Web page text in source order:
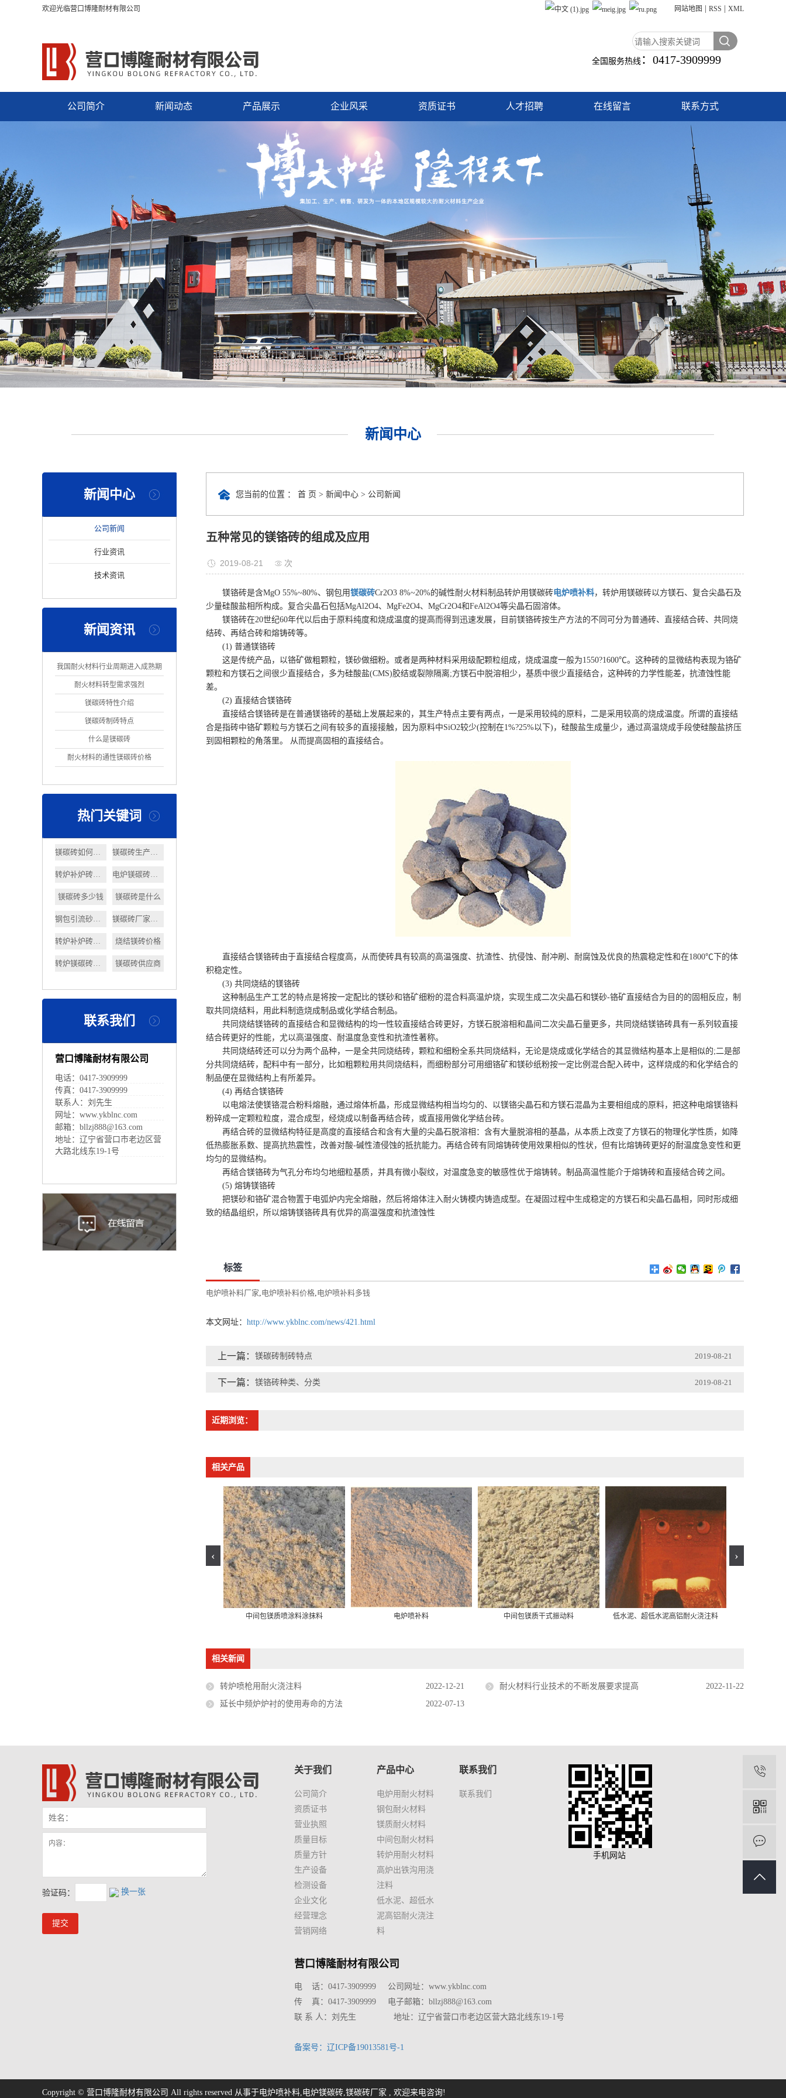
欢迎光临营口博隆耐材有限公司 网站地图 RSS XML
全国服务热线 ： 0417-3909999
公司简介 新闻动态 产品展示
电炉用耐火材料
钢包耐火材料
镁质耐火材料
中间包耐火材料
转炉用耐火材料
企业风采 资质证书
营业执照
人才招聘 在线留言 联系方式
新闻中心
新闻中心
公司新闻
行业资讯
技术资讯
新闻资讯
我国耐火材料行业周期进入成熟期
耐火材料转型需求强烈
镁碳砖特性介绍
镁碳砖制砖特点
什么是镁碳砖
耐火材料的通性镁碳砖价格
热门关键词
镁碳砖如何选择 镁碳砖生产工艺
转炉补炉砖价格 电炉镁碳砖价格
镁碳砖多少钱 镁碳砖是什么
钢包引流砂作用 镁碳砖厂家直销
转炉补炉砖厂家 烧结镁砖价格
转炉镁碳砖价格 镁碳砖供应商
联系我们
营口博隆耐材有限公司
电话：0417-3909999
传真：0417-3909999
联系人：刘先生
网址：www.ykblnc.com
邮箱：bllzj888@163.com
地址：辽宁省营口市老边区营
大路北线东19-1号
您当前的位置 ： 首 页 > 新闻中心 > 公司新闻
五种常见的镁铬砖的组成及应用
2019-08-21 次
镁铬砖是含MgO 55%~80%、钢包用镁碳砖Cr2O3 8%~20%的碱性耐火材料制品转炉用镁碳砖电炉喷补料，转炉用镁碳砖以方镁石、复合尖晶石及
少量硅酸盐相所构成。复合尖晶石包括MgAl2O4、MgFe2O4、MgCr2O4和FeAl2O4等尖晶石固溶体。
镁铬砖在20世纪60年代以后由于原料纯度和烧成温度的提高而得到迅速发展，目前镁铬砖按生产方法的不同可分为普通砖、直接结合砖、共同烧
结砖、再结合砖和熔铸砖等。
(1) 普通镁铬砖
这是传统产品，以铬矿做粗颗粒，镁砂做细粉。或者是两种材料采用级配颗粒组成，烧成温度一般为1550?1600℃。这种砖的显微结构表现为铬矿
颗粒和方镁石之间很少直接结合，多为硅酸盐(CMS)胶结或裂隙隔离;方镁石中脱溶相少，基质中很少直接结合，这种砖的力学性能差，抗渣蚀性能
差。
(2) 直接结合镁铬砖
直接结合镁铬砖是在普通镁铬砖的基础上发展起来的，其生产特点主要有两点，一是采用较纯的原料，二是采用较高的烧成温度。所谓的直接结
合是指砖中铬矿颗粒与方镁石之间有较多的直接接触，因为原料中SiO2较少(控制在1%?25%以下)，硅酸盐生成量少，通过高温烧成手段使硅酸盐挤压
到固相颗粒的角落里。 从而提高固相的直接结合。
直接结合镁铬砖由于直接结合程度高，从而使砖具有较高的高温强度、抗渣性、抗侵蚀、耐冲刷、耐腐蚀及优良的热震稳定性和在1800℃下的体
积稳定性。
(3) 共同烧结的镁铬砖
这种制品生产工艺的特点是将按一定配比的镁砂和铬矿细粉的混合料高温炉烧，实现生成二次尖晶石和镁砂-铬矿直接结合为目的的固相反应，制
取共同烧结料，用此料制造烧成制品或化学结合制品。
共同烧结镁铬砖的直接结合和显微结构的均一性较直接结合砖更好，方镁石脱溶相和晶间二次尖晶石量更多，共同烧结镁铬砖具有一系列较直接
结合砖更好的性能，尤以高温强度、耐温度急变性和抗渣性著称。
共同烧结砖还可以分为两个品种，一是全共同烧结砖，颗粒和细粉全系共同烧结料，无论是烧成或化学结合的其显微结构基本上是相似的;二是部
分共同烧结砖，配料中有一部分，比如粗颗粒用共同烧结料，而细粉部分可用细铬矿和镁砂纸粉按一定比例混合配入砖中，这样烧成的和化学结合的
制品便在显微结构上有所差异。
(4) 再结合镁铬砖
以电熔法使镁铬混合粉料熔融，通过熔体析晶，形成显微结构相当均匀的、以镁铬尖晶石和方镁石混晶为主要相组成的原料，把这种电熔镁铬料
粉碎成一定颗粒粒度，混合成型，经烧成以制备再结合砖，或直接用做化学结台砖。
再结合砖的显微结构特征是高度的直接结合和含有大量的尖晶石脱溶相：含有大量脱溶相的基晶，从本质上改变了方镁石的物理化学性质，如降
低热膨胀系数、提高抗热震性，改善对酸-碱性渣侵蚀的抵抗能力。再结合砖有同熔铸砖使用效果相似的性状，但有比熔铸砖更好的耐温度急变性和更
均匀的显微结构。
再结合镁铬砖为气孔分布均匀地细粒基质，并具有微小裂纹，对温度急变的敏感性优于熔铸转。制品高温性能介于熔铸砖和直接结合砖之间。
(5) 熔铸镁铬砖
把镁砂和铬矿混合物置于电弧炉内完全熔融，然后将熔体注入耐火铸模内铸造成型。在凝固过程中生成稳定的方镁石和尖晶石晶相，同时形成细
致的结晶组织，所以熔铸镁铬砖具有优异的高温强度和抗渣蚀性
标签
电炉喷补料厂家,电炉喷补料价格,电炉喷补料多钱
本文网址： http://www.ykblnc.com/news/421.html
上一篇： 镁碳砖制砖特点 2019-08-21
下一篇： 镁铬砖种类、分类 2019-08-21
近期浏览：
相关产品
中间包镁质喷涂料涂抹料 电炉喷补料 中间包镁质干式振动料 低水泥、超低水泥高铝耐火浇注料
‹ ›
相关新闻
转炉喷枪用耐火浇注料 2022-12-21 耐火材料行业技术的不断发展要求提高
2022-11-22
延长中频炉炉衬的使用寿命的方法
2022-07-13
验证码： 换一张
关于我们
公司简介
资质证书
营业执照
质量目标
质量方针
生产设备
检测设备
企业文化
经营理念
营销网络
产品中心
电炉用耐火材料
钢包耐火材料
镁质耐火材料
中间包耐火材料
转炉用耐火材料
高炉出铁沟用浇
注料
低水泥、超低水
泥高铝耐火浇注
料
联系我们
联系我们
营口博隆耐材有限公司
电 话：0417-3909999 公司网址：www.ykblnc.com
传 真：0417-3909999 电子邮箱：bllzj888@163.com
联 系 人：刘先生 地址：辽宁省营口市老边区营大路北线东19-1号
备案号：辽ICP备19013581号-1
手机网站
Copyright © 营口博隆耐材有限公司 All rights reserved 从事于电炉喷补料 电炉镁碳砖 镁碳砖厂家 , 欢迎来电咨询!